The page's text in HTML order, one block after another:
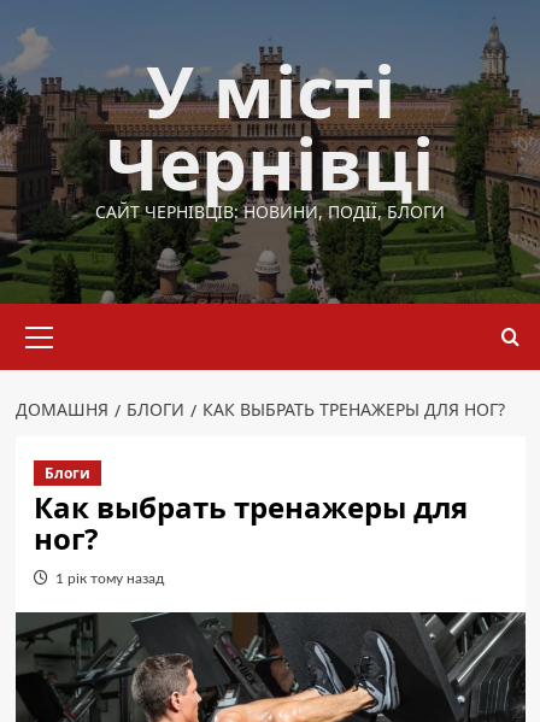
до
вмісту
У місті
Чернівці
САЙТ ЧЕРНІВЦІВ: НОВИНИ, ПОДІЇ, БЛОГИ
меню
ДОМАШНЯ БЛОГИ КАК ВЫБРАТЬ ТРЕНАЖЕРЫ ДЛЯ НОГ?
Блоги
Как выбрать тренажеры для
ног?
1 рік тому назад